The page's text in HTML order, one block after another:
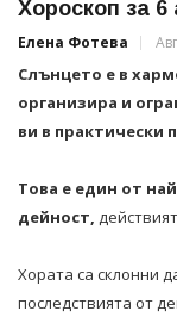
Хороскоп за 6
Елена Фотева
Слънцето е в
организира и
ви в практически
Това е един от
дейност,
Хората са склонни
последствията от